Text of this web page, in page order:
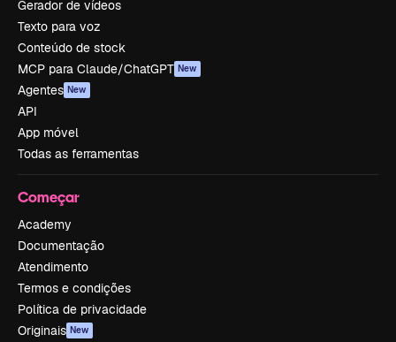
Gerador de vídeos
Texto para voz
Conteúdo de stock
MCP para Claude/ChatGPT New
Agentes New
API
App móvel
Todas as ferramentas
Começar
Academy
Documentação
Atendimento
Termos e condições
Política de privacidade
Originais New